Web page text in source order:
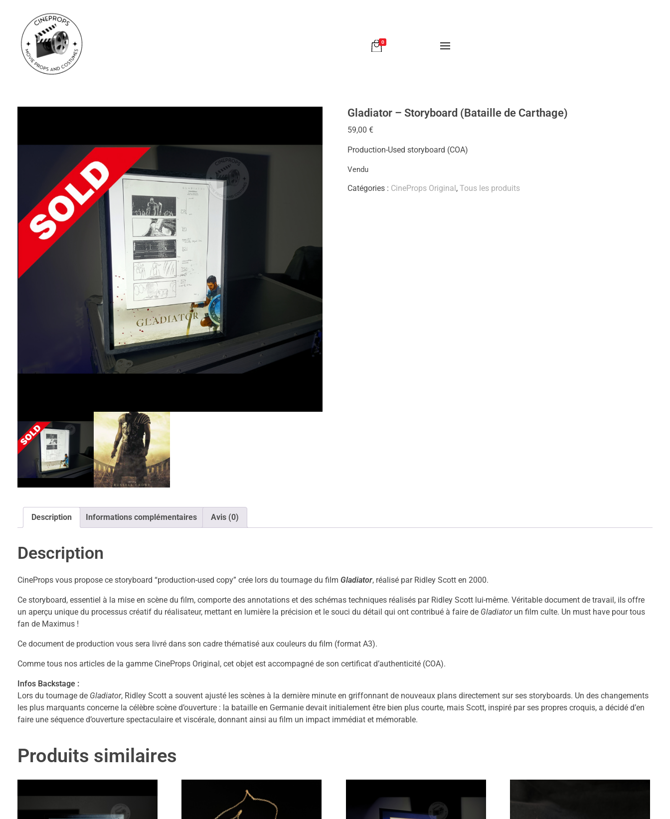
0
Gladiator – Storyboard (Bataille de Carthage)
59,00€
Production-Used storyboard (COA)
Vendu
Catégories : CineProps Original,Tous les produits
Description Informations complémentaires Avis (0)
Description
CineProps vous propose ce storyboard “production-used copy” crée lors du tournage du film Gladiator, réalisé par Ridley Scott en 2000.
Ce storyboard, essentiel à la mise en scène du film, comporte des annotations et des schémas techniques réalisés par Ridley Scott lui-même. Véritable document de travail, ils offre
un aperçu unique du processus créatif du réalisateur, mettant en lumière la précision et le souci du détail qui ont contribué à faire de Gladiatorun film culte. Un must have pour tous
fan de Maximus !
Ce document de production vous sera livré dans son cadre thématisé aux couleurs du film (format A3).
Comme tous nos articles de la gamme CineProps Original, cet objet est accompagné de son certificat d’authenticité (COA).
Infos Backstage :
Lors du tournage de Gladiator, Ridley Scott a souvent ajusté les scènes à la dernière minute en griffonnant de nouveaux plans directement sur ses storyboards. Un des changements
les plus marquants concerne la célèbre scène d’ouverture : la bataille en Germanie devait initialement être bien plus courte, mais Scott, inspiré par ses propres croquis, a décidé d’en
faire une séquence d’ouverture spectaculaire et viscérale, donnant ainsi au film un impact immédiat et mémorable.
Produits similaires